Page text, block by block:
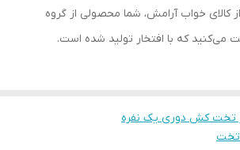
کالای خواب آرامش، شما محصولی از گروه
می‌کنید که با افتخار تولید شده است.
تخت کش دوری یک نفره
تخت